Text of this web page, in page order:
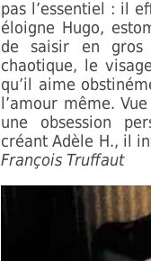
pas l’essentiel : il
éloigne Hugo,
de saisir en gros
chaotique, le
qu’il aime
l’amour même.
une obsession
créant Adèle H., il
François Truffaut